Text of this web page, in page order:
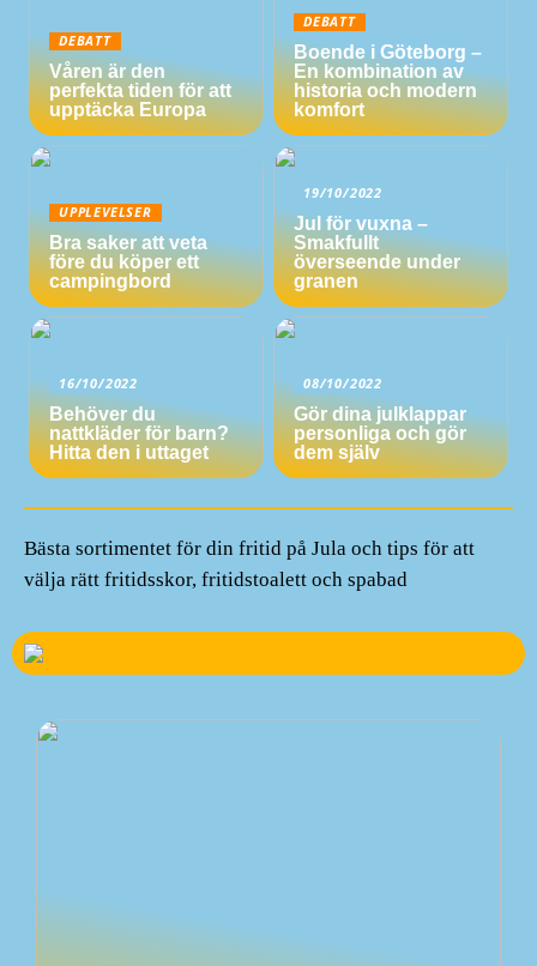
DEBATT
Våren är den
perfekta tiden för att
upptäcka Europa
DEBATT
Boende i Göteborg –
En kombination av
historia och modern
komfort
UPPLEVELSER
Bra saker att veta
före du köper ett
campingbord
19/10/2022
Jul för vuxna –
Smakfullt
överseende under
granen
16/10/2022
Behöver du
nattkläder för barn?
Hitta den i uttaget
08/10/2022
Gör dina julklappar
personliga och gör
dem själv
Bästa sortimentet för din fritid på Jula och tips för att
välja rätt fritidsskor, fritidstoalett och spabad